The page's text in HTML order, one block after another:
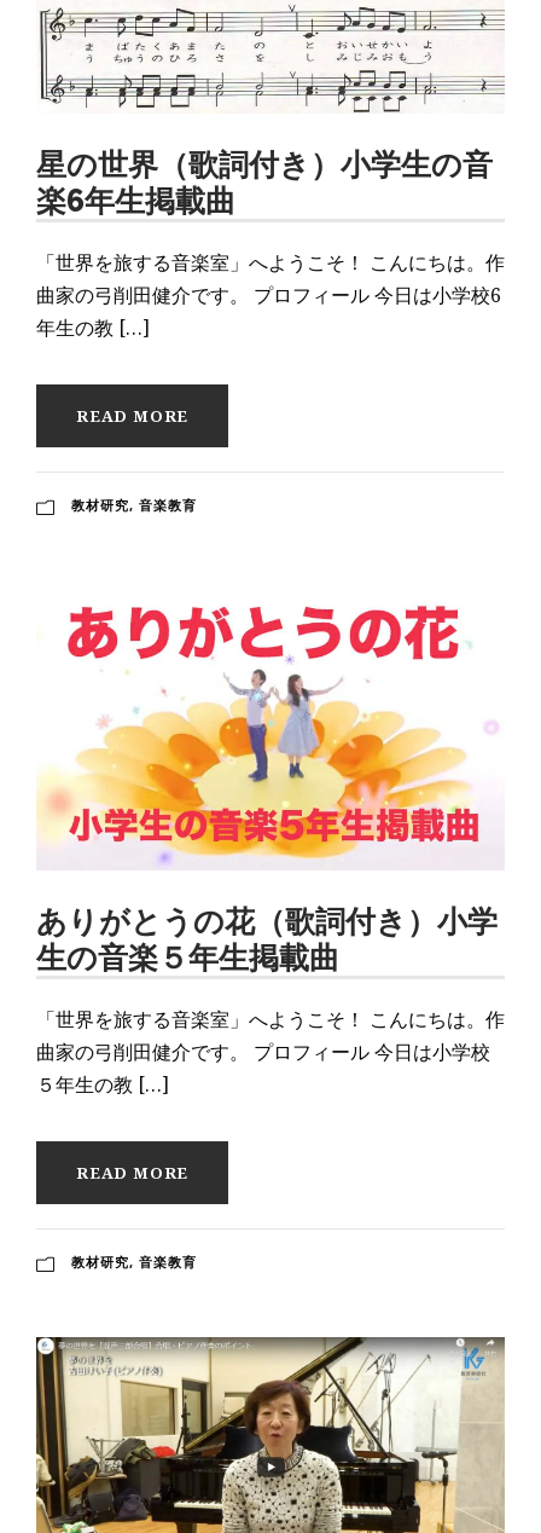
星の世界（歌詞付き）小学生の音
楽6年生掲載曲
「世界を旅する音楽室」へようこそ！ こんにちは。作
曲家の弓削田健介です。 プロフィール 今日は小学校6
年生の教 […]
READ MORE
教材研究, 音楽教育
ありがとうの花（歌詞付き）小学
生の音楽５年生掲載曲
「世界を旅する音楽室」へようこそ！ こんにちは。作
曲家の弓削田健介です。 プロフィール 今日は小学校
５年生の教 […]
READ MORE
教材研究, 音楽教育